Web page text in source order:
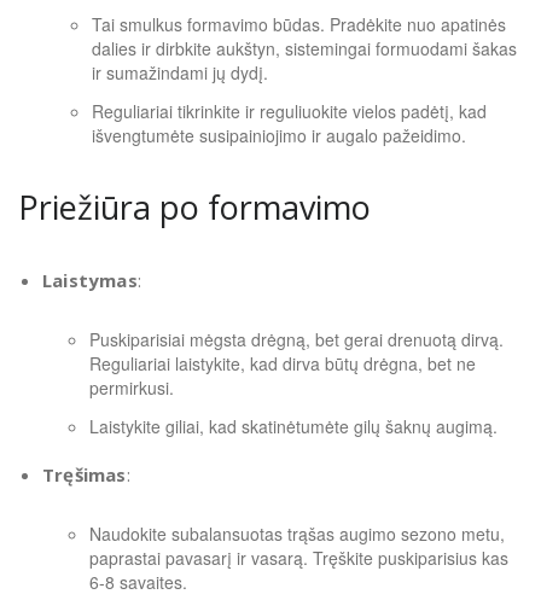
Tai smulkus formavimo būdas. Pradėkite nuo apatinės
dalies ir dirbkite aukštyn, sistemingai formuodami šakas
ir sumažindami jų dydį.
Reguliariai tikrinkite ir reguliuokite vielos padėtį, kad
išvengtumėte susipainiojimo ir augalo pažeidimo.
Priežiūra po formavimo
Laistymas:
Puskiparisiai mėgsta drėgną, bet gerai drenuotą dirvą.
Reguliariai laistykite, kad dirva būtų drėgna, bet ne
permirkusi.
Laistykite giliai, kad skatinėtumėte gilų šaknų augimą.
Tręšimas:
Naudokite subalansuotas trąšas augimo sezono metu,
paprastai pavasarį ir vasarą. Tręškite puskiparisius kas
6-8 savaites.